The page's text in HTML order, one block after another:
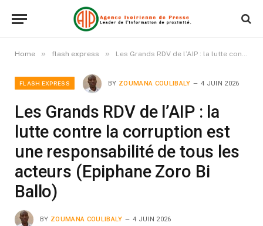
Home » flash express » Les Grands RDV de l’AIP : la lutte contre la corruption est une responsabilité de tous les acteurs (Epiphane Zoro Bi Ballo)
FLASH EXPRESS BY ZOUMANA COULIBALY 4 JUIN 2026
Les Grands RDV de l’AIP : la
lutte contre la corruption est
une responsabilité de tous les
acteurs (Epiphane Zoro Bi
Ballo)
BY ZOUMANA COULIBALY 4 JUIN 2026